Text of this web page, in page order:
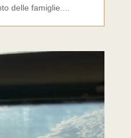
delle famiglie....